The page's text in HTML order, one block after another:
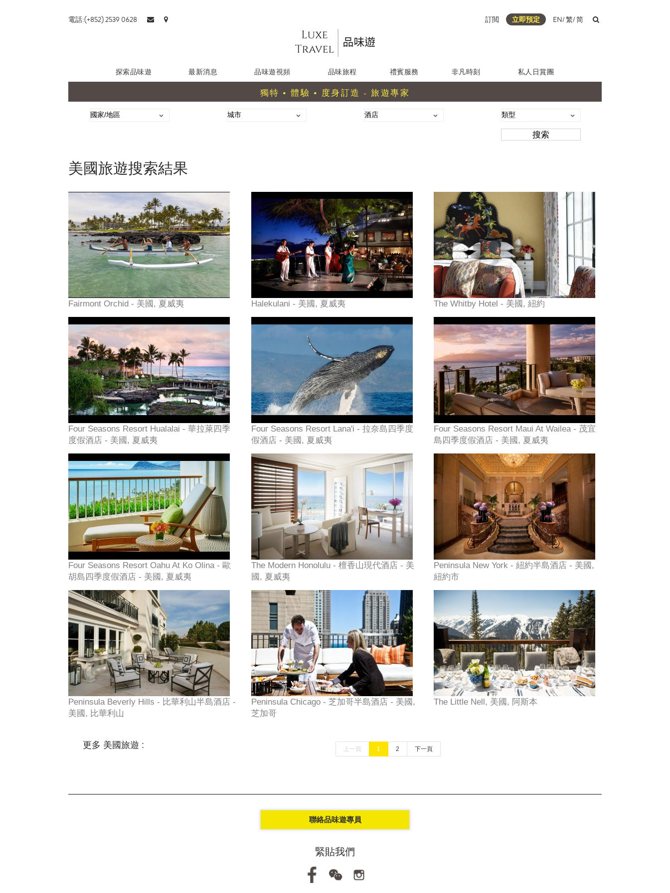
電話:(+852) 2539 0628 訂閲 立即預定 EN/繁/简
探索品味遊 最新消息 品味遊視頻 品味旅程 禮賓服務 非凡時刻 私人日賞團
獨特 • 體驗 • 度身訂造 - 旅遊專家
美國旅遊搜索結果
Fairmont Orchid - 美國, 夏威夷 Halekulani - 美國, 夏威夷 The Whitby Hotel - 美國, 紐約
Four Seasons Resort Hualalai - 華拉萊四季
度假酒店 - 美國, 夏威夷
Four Seasons Resort Lana'i - 拉奈島四季度
假酒店 - 美國, 夏威夷
Four Seasons Resort Maui At Wailea - 茂宜
島四季度假酒店 - 美國, 夏威夷
Four Seasons Resort Oahu At Ko Olina - 歐
胡島四季度假酒店 - 美國, 夏威夷
The Modern Honolulu - 檀香山現代酒店 - 美
國, 夏威夷
Peninsula New York - 紐約半島酒店 - 美國,
紐約市
Peninsula Beverly Hills - 比華利山半島酒店 -
美國, 比華利山
Peninsula Chicago - 芝加哥半島酒店 - 美國,
芝加哥
The Little Nell, 美國, 阿斯本
更多 美國旅遊 : 上一頁 1 2 下一頁
聯絡品味遊專員
緊貼我們